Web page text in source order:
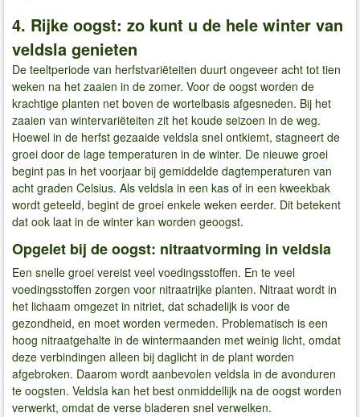
4. Rijke oogst: zo kunt u de hele winter van
veldsla genieten
De teeltperiode van herfstvariëteiten duurt ongeveer acht tot tien
weken na het zaaien in de zomer. Voor de oogst worden de
krachtige planten net boven de wortelbasis afgesneden. Bij het
zaaien van wintervariëteiten zit het koude seizoen in de weg.
Hoewel in de herfst gezaaide veldsla snel ontkiemt, stagneert de
groei door de lage temperaturen in de winter. De nieuwe groei
begint pas in het voorjaar bij gemiddelde dagtemperaturen van
acht graden Celsius. Als veldsla in een kas of in een kweekbak
wordt geteeld, begint de groei enkele weken eerder. Dit betekent
dat ook laat in de winter kan worden geoogst.
Opgelet bij de oogst: nitraatvorming in veldsla
Een snelle groei vereist veel voedingsstoffen. En te veel
voedingsstoffen zorgen voor nitraatrijke planten. Nitraat wordt in
het lichaam omgezet in nitriet, dat schadelijk is voor de
gezondheid, en moet worden vermeden. Problematisch is een
hoog nitraatgehalte in de wintermaanden met weinig licht, omdat
deze verbindingen alleen bij daglicht in de plant worden
afgebroken. Daarom wordt aanbevolen veldsla in de avonduren
te oogsten. Veldsla kan het best onmiddellijk na de oogst worden
verwerkt, omdat de verse bladeren snel verwelken.